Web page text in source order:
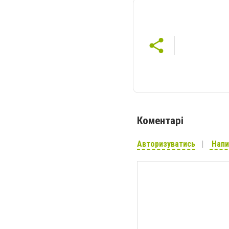
Коментарі
Авторизуватись